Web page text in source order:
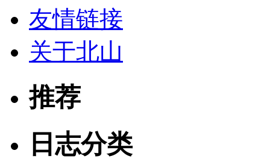
友情链接
关于北山
推荐
日志分类